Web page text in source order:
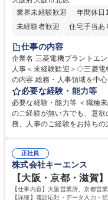
業界未経験歓迎
年間休日
未経験者歓迎
住宅手当あ
退職金あり
駅近5分以内
土日祝休み
仕事の内容
企業名 三菱電機プラントエンジニアリ
人事＜未経験歓迎＞◇三菱電
の内容 総務・人事領域を中
します。 ＜具体的には＞ ・総務/人事労務（給与・社保・勤怠管理など）
・採用・教育研修 ・福利厚
採用や教育等の業務内容に
出張もございます。 ※担当業
必要な経験・能力等
必要な経験・能力等 ＜職種
のご経験が無い方でも、意
務、人事のご経験をお持ちの方（業界不問） ■
正社員
株式会社キーエンス
【大阪・京都・滋
【仕事内容】大阪営業所、京都営
【詳細】電話応対・データ入力・